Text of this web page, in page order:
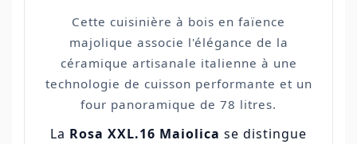
Cette cuisinière à bois en faïence
majolique associe l'élégance de la
céramique artisanale italienne à une
technologie de cuisson performante et un
four panoramique de 78 litres.
La Rosa XXL.16 Maiolica se distingue